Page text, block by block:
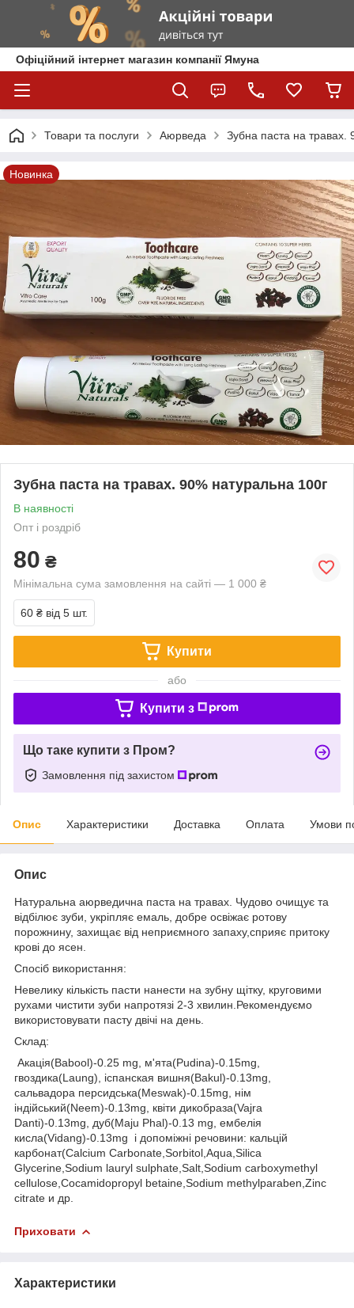
Офіційний інтернет магазин компанії Ямуна
Товари та послуги Аюрведа Зубна паста на травах.
Новинка
Зубна паста на травах. 90% натуральна 100г
В наявності
Опт і роздріб
80 ₴
Мінімальна сума замовлення на сайті — 1 000 ₴
60 ₴ від 5 шт.
Купити
або
Купити з
Що таке купити з Пром?
Замовлення під захистом
Опис Характеристики Доставка Оплата Умови
Опис
Натуральна аюрведична паста на травах. Чудово очищує та
відбілює зуби, укріпляє емаль, добре освіжає ротову
порожнину, захищає від неприємного запаху,сприяє притоку
крові до ясен.
Спосіб використання:
Невелику кількість пасти нанести на зубну щітку, круговими
рухами чистити зуби напротязі 2-3 хвилин.Рекомендуємо
використовувати пасту двічі на день.
Склад:
Акація(Babool)-0.25 mg, м'ята(Pudina)-0.15mg,
гвоздика(Laung), іспанская вишня(Bakul)-0.13mg,
сальвадора персидська(Meswak)-0.15mg, нім
індійський(Neem)-0.13mg, квіти дикобраза(Vajra
Danti)-0.13mg, дуб(Maju Phal)-0.13 mg, ембелія
кисла(Vidang)-0.13mg і допоміжні речовини: кальцій
карбонат(Calcium Carbonate,Sorbitol,Aqua,Silica
Glycerine,Sodium lauryl sulphate,Salt,Sodium carboxymethyl
cellulose,Cocamidopropyl betaine,Sodium methylparaben,Zinc
citrate и др.
Приховати
Характеристики